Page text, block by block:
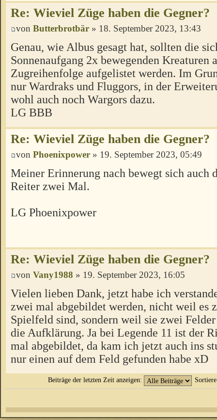
Re: Wieviel Züge haben die Gegner?
von Butterbrotbär » 18. September 2023, 13:43
Genau, wie Albus gesagt hat, sollten die
Sonnenaufgang 2x bewegenden Kreaturen
Zugreihenfolge aufgelistet werden. Im
nur Wardraks und Fluggors, in der
wohl auch noch Wargors dazu.
LG BBB
Re: Wieviel Züge haben die Gegner?
von Phoenixpower » 19. September 2023, 05:49
Meiner Erinnerung nach bewegt sich auch
Reiter zwei Mal.
LG Phoenixpower
Re: Wieviel Züge haben die Gegner?
von Vany1988 » 19. September 2023, 16:05
Vielen lieben Dank, jetzt habe ich
zwei mal abgebildet werden, nicht weil es
Spielfeld sind, sondern weil sie zwei
die Aufklärung. Ja bei Legende 11 ist der
mal abgebildet, da kam ich jetzt auch ins
nur einen auf dem Feld gefunden habe xD
Beiträge der letzten Zeit anzeigen: